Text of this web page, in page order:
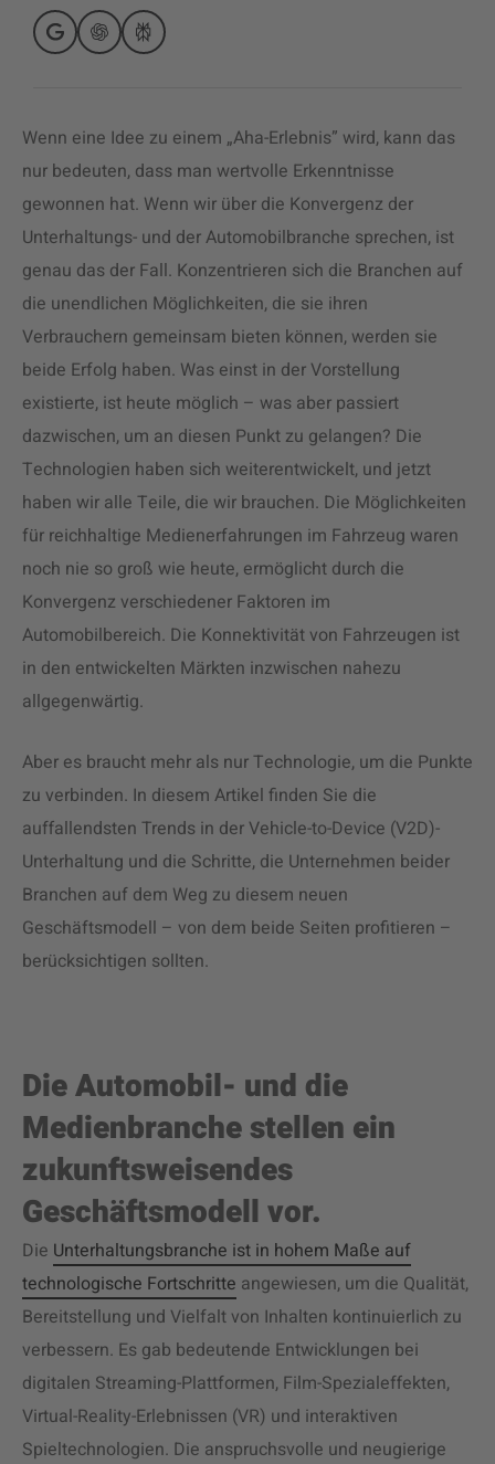
Wenn eine Idee zu einem „Aha-Erlebnis” wird, kann das
nur bedeuten, dass man wertvolle Erkenntnisse
gewonnen hat. Wenn wir über die Konvergenz der
Unterhaltungs- und der Automobilbranche sprechen, ist
genau das der Fall. Konzentrieren sich die Branchen auf
die unendlichen Möglichkeiten, die sie ihren
Verbrauchern gemeinsam bieten können, werden sie
beide Erfolg haben. Was einst in der Vorstellung
existierte, ist heute möglich – was aber passiert
dazwischen, um an diesen Punkt zu gelangen? Die
Technologien haben sich weiterentwickelt, und jetzt
haben wir alle Teile, die wir brauchen. Die Möglichkeiten
für reichhaltige Medienerfahrungen im Fahrzeug waren
noch nie so groß wie heute, ermöglicht durch die
Konvergenz verschiedener Faktoren im
Automobilbereich. Die Konnektivität von Fahrzeugen ist
in den entwickelten Märkten inzwischen nahezu
allgegenwärtig.
Aber es braucht mehr als nur Technologie, um die Punkte
zu verbinden. In diesem Artikel finden Sie die
auffallendsten Trends in der Vehicle-to-Device (V2D)-
Unterhaltung und die Schritte, die Unternehmen beider
Branchen auf dem Weg zu diesem neuen
Geschäftsmodell – von dem beide Seiten profitieren –
berücksichtigen sollten.
Die Automobil- und die
Medienbranche stellen ein
zukunftsweisendes
Geschäftsmodell vor.
Die Unterhaltungsbranche ist in hohem Maße auf
technologische Fortschritte angewiesen, um die Qualität,
Bereitstellung und Vielfalt von Inhalten kontinuierlich zu
verbessern. Es gab bedeutende Entwicklungen bei
digitalen Streaming-Plattformen, Film-Spezialeffekten,
Virtual-Reality-Erlebnissen (VR) und interaktiven
Spieltechnologien. Die anspruchsvolle und neugierige